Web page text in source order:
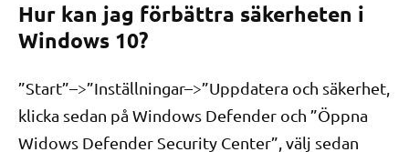
Hur kan jag förbättra säkerheten i
Windows 10?
”Start”–>”Inställningar–>”Uppdatera och säkerhet,
klicka sedan på Windows Defender och ”Öppna
Widows Defender Security Center”, välj sedan